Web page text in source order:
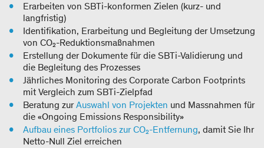
Erarbeiten von SBTi-konformen Zielen (kurz- und
langfristig)
Identifikation, Erarbeitung und Begleitung der Umsetzung
von CO₂-Reduktionsmaßnahmen
Erstellung der Dokumente für die SBTi-Validierung und
die Begleitung des Prozesses
Jährliches Monitoring des Corporate Carbon Footprints
mit Vergleich zum SBTi-Zielpfad
Beratung zurAuswahl von Projekten und Massnahmen für
die «Ongoing Emissions Responsibility»
Aufbau eines Portfolios zur CO₂-Entfernung, damit Sie Ihr
Netto-Null Ziel erreichen